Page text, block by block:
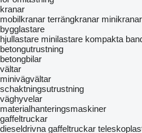
kranar
mobilkranar terrängkranar minikranar
bygglastare
hjullastare minilastare kompakta
betongutrustning
betongbilar
vältar
minivägvältar
schaktningsutrustning
väghyvelar
materialhanteringsmaskiner
gaffeltruckar
dieseldrivna gaffeltruckar